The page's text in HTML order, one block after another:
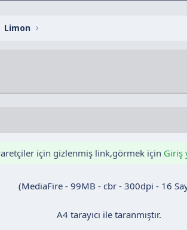
Limon
için gizlenmiş link,görmek için Giriş
(MediaFire - 99MB - cbr - 300dpi - 16
A4 tarayıcı ile taranmıştır.